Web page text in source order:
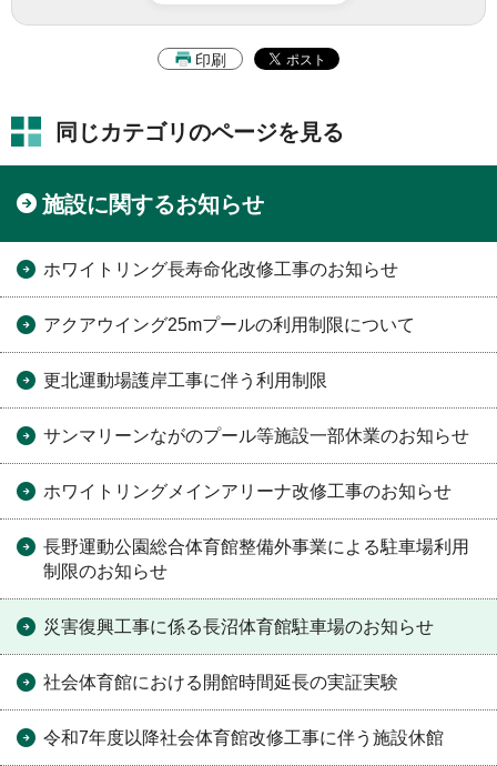
印刷
同じカテゴリのページを見る
施設に関するお知らせ
ホワイトリング長寿命化改修工事のお知らせ
アクアウイング25mプールの利用制限について
更北運動場護岸工事に伴う利用制限
サンマリーンながのプール等施設一部休業のお知らせ
ホワイトリングメインアリーナ改修工事のお知らせ
長野運動公園総合体育館整備外事業による駐車場利用
制限のお知らせ
災害復興工事に係る長沼体育館駐車場のお知らせ
社会体育館における開館時間延長の実証実験
令和7年度以降社会体育館改修工事に伴う施設休館